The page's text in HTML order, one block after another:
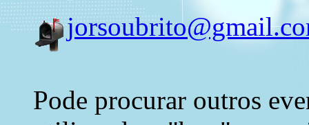
Pode procurar outros